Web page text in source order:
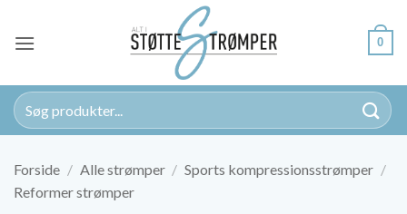
indhold
0
Søg
efter:
Forside / Alle strømper / Sports kompressionsstrømper /
Reformer strømper